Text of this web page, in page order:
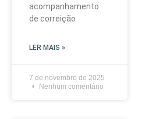
acompanhamento
de correição
LER MAIS »
7 de novembro de 2025
Nenhum comentário